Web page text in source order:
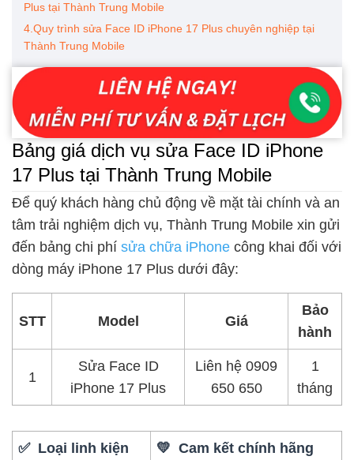
Plus tại Thành Trung Mobile
4.Quy trình sửa Face ID iPhone 17 Plus chuyên nghiệp tại
Thành Trung Mobile
Bảng giá dịch vụ sửa Face ID iPhone
17 Plus tại Thành Trung Mobile
Để quý khách hàng chủ động về mặt tài chính và an
tâm trải nghiệm dịch vụ, Thành Trung Mobile xin gửi
đến bảng chi phí sửa chữa iPhone công khai đối với
dòng máy iPhone 17 Plus dưới đây:
STT Model Giá
Bảo
hành
1
Sửa Face ID
iPhone 17 Plus
Liên hệ 0909
650 650
1
tháng
✅ Loại linh kiện 💛 Cam kết chính hãng